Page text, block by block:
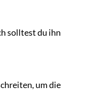
solltest du ihn
um die